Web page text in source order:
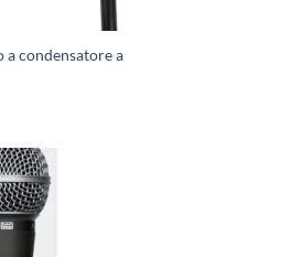
condensatore a